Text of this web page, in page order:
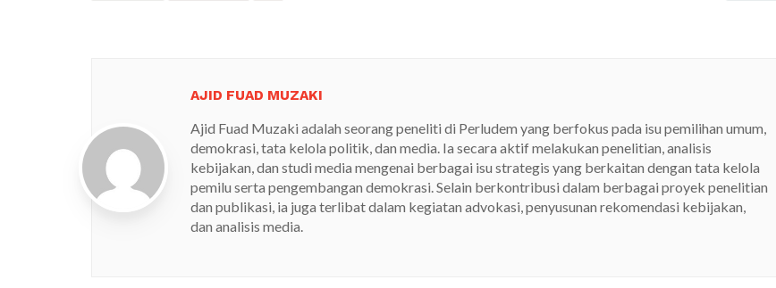
AJID FUAD MUZAKI
Ajid Fuad Muzaki adalah seorang peneliti di Perludem yang berfokus pada isu pemilihan umum,
demokrasi, tata kelola politik, dan media. Ia secara aktif melakukan penelitian, analisis
kebijakan, dan studi media mengenai berbagai isu strategis yang berkaitan dengan tata kelola
pemilu serta pengembangan demokrasi. Selain berkontribusi dalam berbagai proyek penelitian
dan publikasi, ia juga terlibat dalam kegiatan advokasi, penyusunan rekomendasi kebijakan,
dan analisis media.